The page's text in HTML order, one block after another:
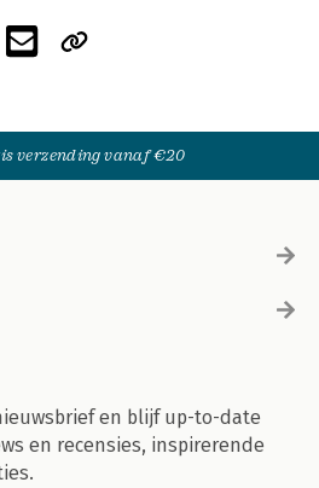
verzending vanaf €20
en blijf up-to-date
en recensies, inspirerende